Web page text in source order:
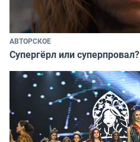
АВТОРСКОЕ
Супергёрл или суперпровал?